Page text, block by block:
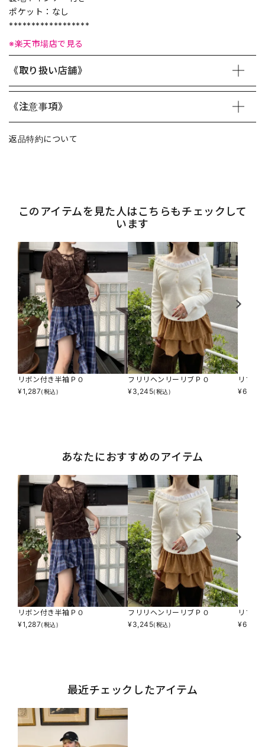
ポケット：なし
******************
※楽天市場店で見る
《取り扱い店舗》
《注意事項》
返品特約について
このアイテムを見た人はこちらもチェックして
います
リボン付き半袖ＰＯ
¥1,287(税込)
フリリヘンリーリブＰＯ
¥3,245(税込)
リブシ
¥6,490
あなたにおすすめのアイテム
リボン付き半袖ＰＯ
¥1,287(税込)
フリリヘンリーリブＰＯ
¥3,245(税込)
リブシ
¥6,490
最近チェックしたアイテム